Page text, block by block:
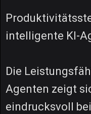
intelligente KI-
Die
Agenten zeigt
eindrucksvoll